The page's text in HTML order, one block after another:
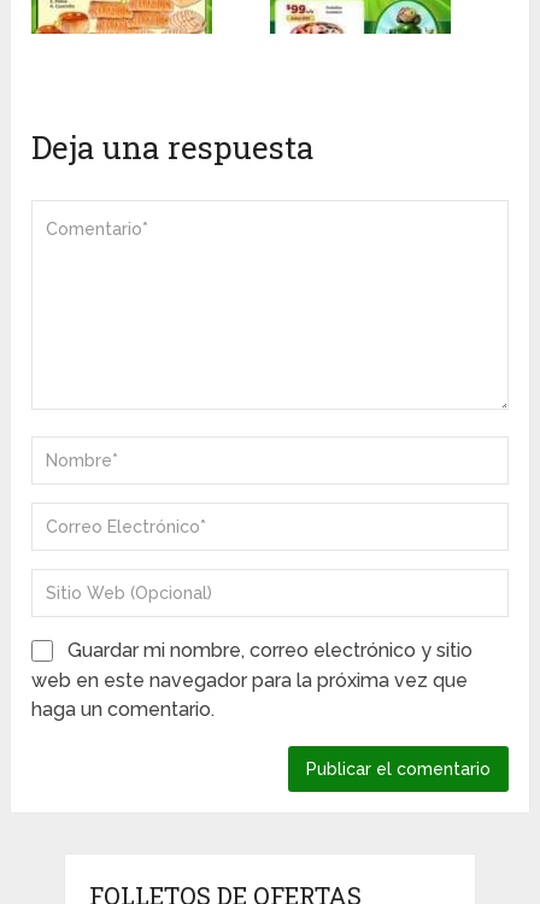
Deja una respuesta
Guardar mi nombre, correo electrónico y sitio
web en este navegador para la próxima vez que
haga un comentario.
FOLLETOS DE OFERTAS